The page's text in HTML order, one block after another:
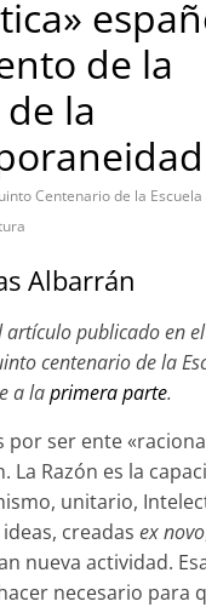
de la
la
Centenario de la
Albarrán
artículo publicado en
centenario de la
a laprimera parte.
por ser ente
La Razón es la
unitario,
creadasex novo
nueva actividad.
necesario para